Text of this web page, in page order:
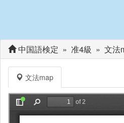
中国語検定 » 准4級 » 文法
文法map